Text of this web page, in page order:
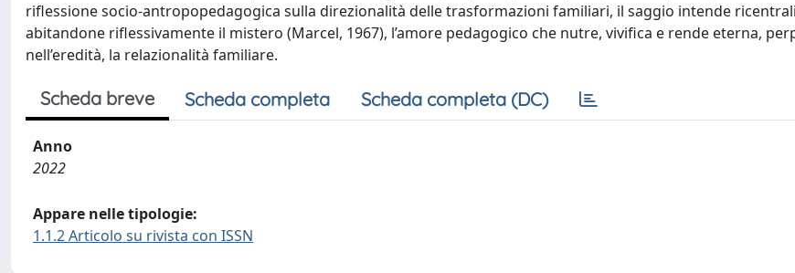
riflessione socio-antropopedagogica sulla direzionalità delle trasformazioni familiari, il saggio intende
abitandone riflessivamente il mistero (Marcel, 1967), l’amore pedagogico che nutre, vivifica e rende eterna,
nell’eredità, la relazionalità familiare.
Scheda breve Scheda completa Scheda completa (DC)
Anno
2022
Appare nelle tipologie:
1.1.2 Articolo su rivista con ISSN